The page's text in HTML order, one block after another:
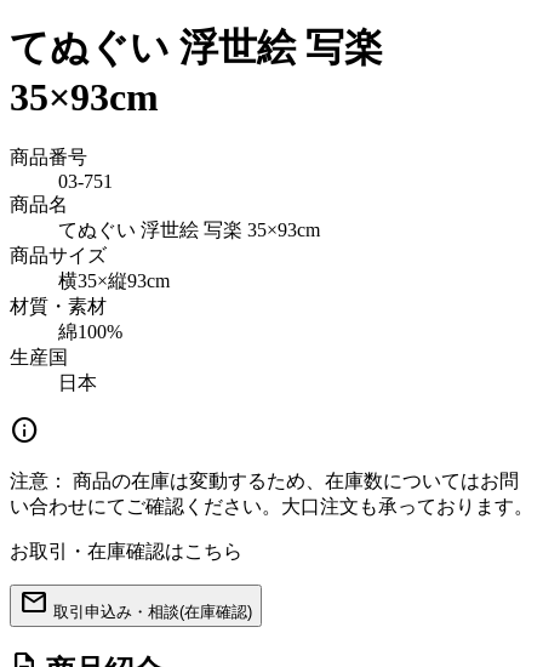
てぬぐい 浮世絵 写楽
35×93cm
商品番号
03-751
商品名
てぬぐい 浮世絵 写楽 35×93cm
商品サイズ
横35×縦93cm
材質・素材
綿100%
生産国
日本
info
注意：
商品の在庫は変動するため、在庫数についてはお問
い合わせにてご確認ください。大口注文も承っております。
お取引・在庫確認はこちら
mail 取引申込み・相談(在庫確認)